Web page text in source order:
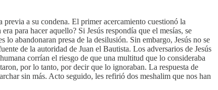
previa a su condena. El primer acercamiento cuestionó la
para hacer aquello? Si Jesús respondía que el mesías, se
abandonaran presa de la desilusión. Sin embargo, Jesús no se
de la autoridad de Juan el Bautista. Los adversarios de Jesús
corrían el riesgo de que una multitud que lo consideraba
por lo tanto, por decir que lo ignoraban. La respuesta de
sin más. Acto seguido, les refirió dos meshalim que nos han